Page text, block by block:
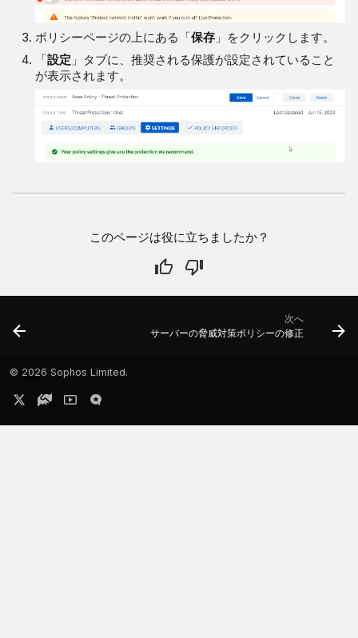
ポリシーページの上にある「保存 」をクリックします。
「設定 」タブに、推奨される保護が設定されていること
が表示されます。
このページは役に立ちましたか？
次へ
サーバーの脅威対策ポリシーの修正
© 2026 Sophos Limited.